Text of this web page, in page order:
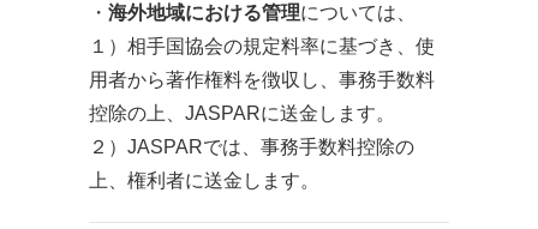
・ 海外地域における管理については、
１）相手国協会の規定料率に基づき、使
用者から著作権料を徴収し、事務手数料
控除の上、JASPARに送金します。
２）JASPARでは、事務手数料控除の
上、権利者に送金します。